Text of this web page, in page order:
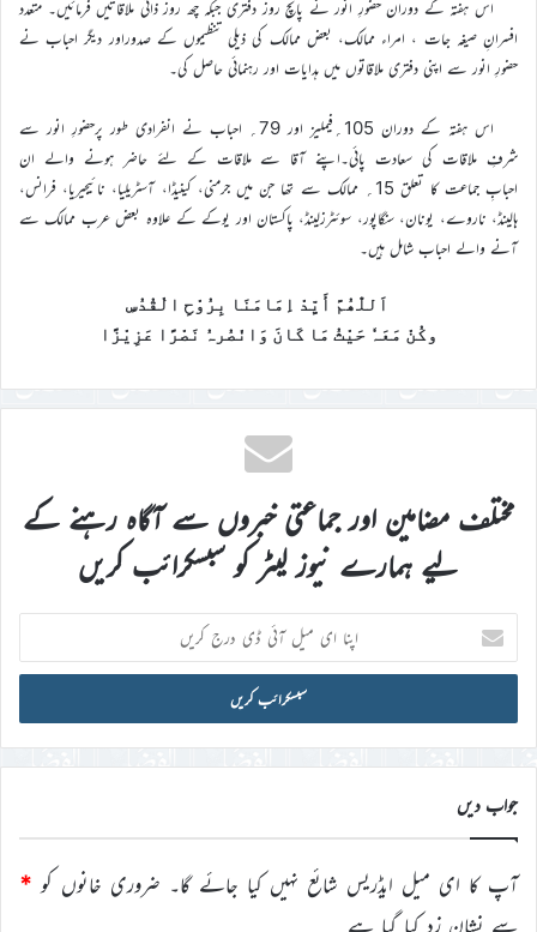
اس ہفتہ کے دوران حضورِ انور نے پانچ روز دفتری جبکہ چھ روز ذاتی ملاقاتیں فرمائیں۔ متعدد
افسرانِ صیغہ جات ، امراء ممالک، بعض ممالک کی ذیلی تنظیموں کے صدوراور دیگر احباب نے
حضورِ انور سے اپنی دفتری ملاقاتوں میں ہدایات اور رہنمائی حاصل کی۔
اس ہفتہ کے دوران 105؍فیملیز اور 79؍ احباب نے انفرادی طور پرحضورِ انور سے
شرفِ ملاقات کی سعادت پائی۔اپنے آقا سے ملاقات کے لئے حاضر ہونے والے ان
احبابِ جماعت کا تعلق 15؍ ممالک سے تھا جن میں جرمنی، کینیڈا، آسٹریلیا، نائیجیریا، فرانس،
ہالینڈ، ناروے، یونان، سنگاپور، سوئٹرزلینڈ، پاکستان اور یوکے کے علاوہ بعض عرب ممالک سے
آنے والے احباب شامل ہیں۔
اَللّٰھُمَّ أَیِّدْ اِمَامَنَا بِرُوْحِ الْقُدُسِ
وکُنْ مَعَہٗ حَیْثُ مَا کَانَ وَانْصُرہُ نَصْرًا عَزِیْزًا
مختلف مضامین اور جماعتی خبروں سے آگاہ رہنے کے
لیے ہمارے نیوز لیٹر کو سبسکرائب کریں
اپنا
ای
میل
ڈی
درج
کریں
جواب دیں
آپ کا ای میل ایڈریس شائع نہیں کیا جائے گا۔ ضروری خانوں کو *
سے نشان زد کیا گیا ہے